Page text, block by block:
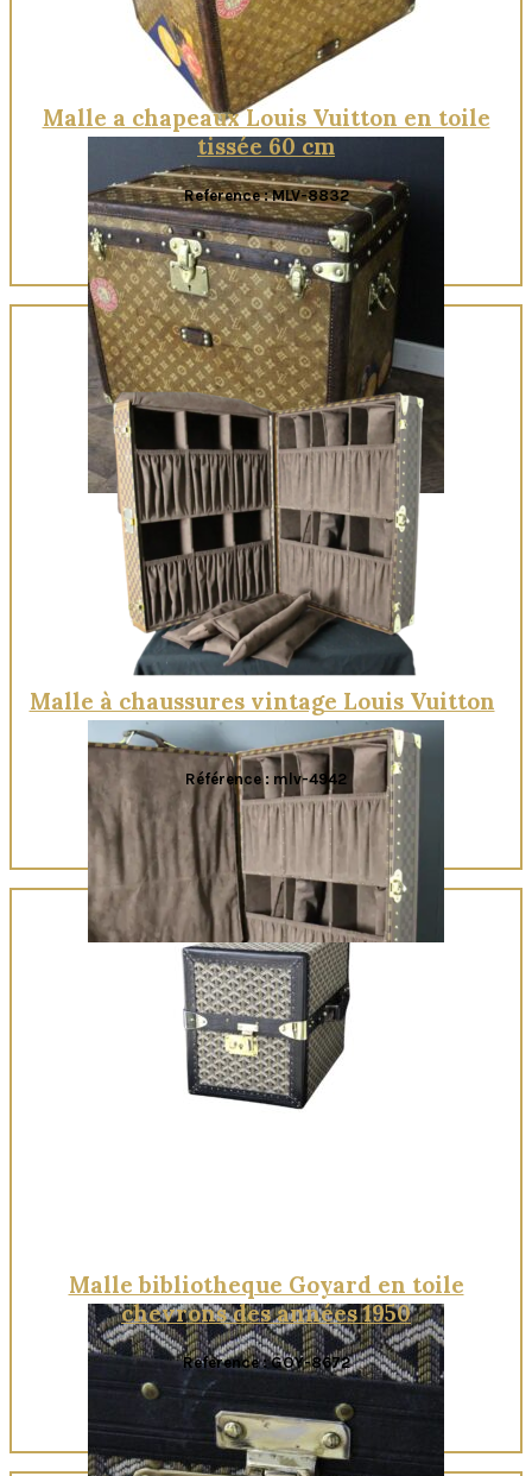
Quick View
Malle a chapeaux Louis Vuitton en toile
tissée 60 cm
Reference : MLV-8832
Quick View
Malle à chaussures vintage Louis Vuitton
Référence : mlv-4942
Malle bibliotheque Goyard en toile
chevrons des années 1950
Reference : GOY-8672